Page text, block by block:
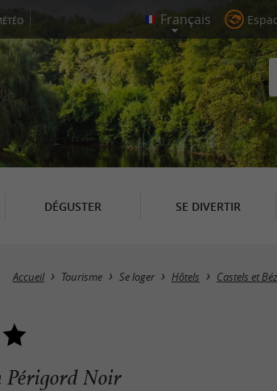
DÉGUSTER SE DIVERTIR
Accueil Tourisme Se loger Hôtels Castels et
Périgord Noir